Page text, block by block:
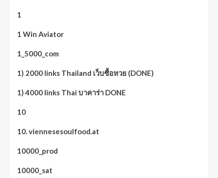
1
1 Win Aviator
1_5000_com
1) 2000 links Thailand เว็บซื้อหวย (DONE)
1) 4000 links Thai บาคาร่า DONE
10
10. viennesesoulfood.at
10000_prod
10000_sat